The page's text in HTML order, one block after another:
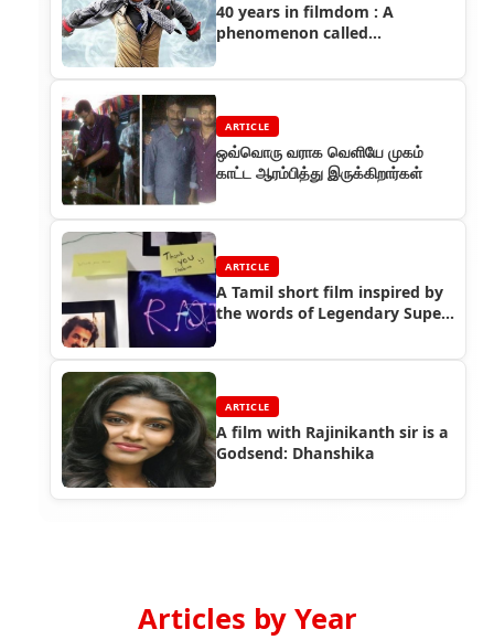
40 years in filmdom : A
phenomenon called
ARTICLE
ஒவ்வொரு வராக வெளியே முகம்
காட்ட ஆரம்பித்து இருக்கிறார்கள்
ARTICLE
A Tamil short film inspired by
the words of Legendary Super
ARTICLE
A film with Rajinikanth sir is a
Godsend: Dhanshika
Articles by Year